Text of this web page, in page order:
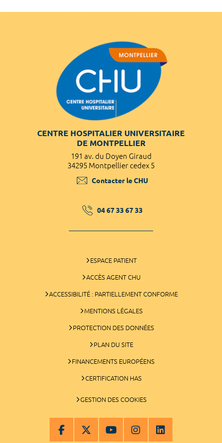
CENTRE HOSPITALIER UNIVERSITAIRE
DE MONTPELLIER
191 av. du Doyen Giraud
34295 Montpellier cedex 5
Contacter le CHU
04 67 33 67 33
ESPACE PATIENT
ACCÈS AGENT CHU
ACCESSIBILITÉ : PARTIELLEMENT CONFORME
MENTIONS LÉGALES
PROTECTION DES DONNÉES
PLAN DU SITE
FINANCEMENTS EUROPÉENS
CERTIFICATION HAS
GESTION DES COOKIES